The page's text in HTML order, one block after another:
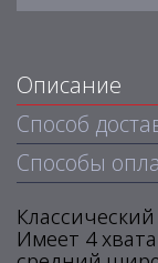
Описание
Способ
Способы
Имеет 4